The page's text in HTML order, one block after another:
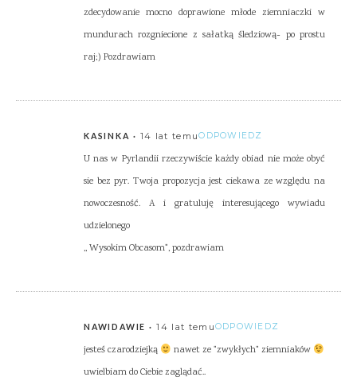
zdecydowanie mocno doprawione młode ziemniaczki w
mundurach rozgniecione z sałatką śledziową- po prostu
raj;) Pozdrawiam
KASINKA 14 lat temuODPOWIEDZ
U nas w Pyrlandii rzeczywiście każdy obiad nie może obyć
sie bez pyr. Twoja propozycja jest ciekawa ze względu na
nowoczesność. A i gratuluję interesującego wywiadu
udzielonego
,, Wysokim Obcasom", pozdrawiam
NAWIDAWIE 14 lat temuODPOWIEDZ
jesteś czarodziejką
nawet ze "zwykłych" ziemniaków
uwielbiam do Ciebie zaglądać..